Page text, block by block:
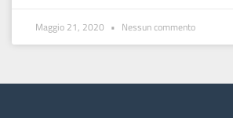
Maggio 21, 2020 Nessun commento